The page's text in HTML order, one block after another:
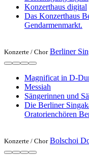
Konzerthaus digital
Das Konzerthaus
Gendarmenmarkt.
Konzerte / Chor Berliner
Magnificat in D-
Messiah
Sängerinnen und
Die Berliner
Oratorienchören
Konzerte / Chor Bolschoi